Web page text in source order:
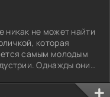
никак не может найти
которая
самым молодым
Однажды они